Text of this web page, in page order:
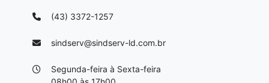
(43) 3372-1257
sindserv@sindserv-ld.com.br
Segunda-feira à Sexta-feira